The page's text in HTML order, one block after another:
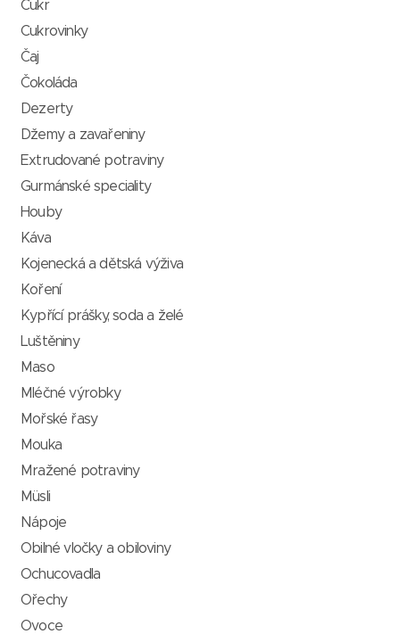
Cukr
Cukrovinky
Čaj
Čokoláda
Dezerty
Džemy a zavařeniny
Extrudované potraviny
Gurmánské speciality
Houby
Káva
Kojenecká a dětská výživa
Koření
Kypřící prášky, soda a želé
Luštěniny
Maso
Mléčné výrobky
Mořské řasy
Mouka
Mražené potraviny
Müsli
Nápoje
Obilné vločky a obiloviny
Ochucovadla
Ořechy
Ovoce